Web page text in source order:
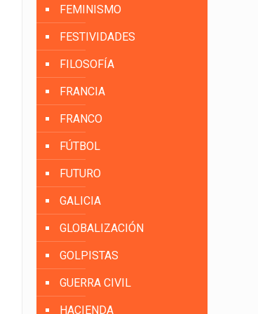
FEMINISMO
FESTIVIDADES
FILOSOFÍA
FRANCIA
FRANCO
FÚTBOL
FUTURO
GALICIA
GLOBALIZACIÓN
GOLPISTAS
GUERRA CIVIL
HACIENDA